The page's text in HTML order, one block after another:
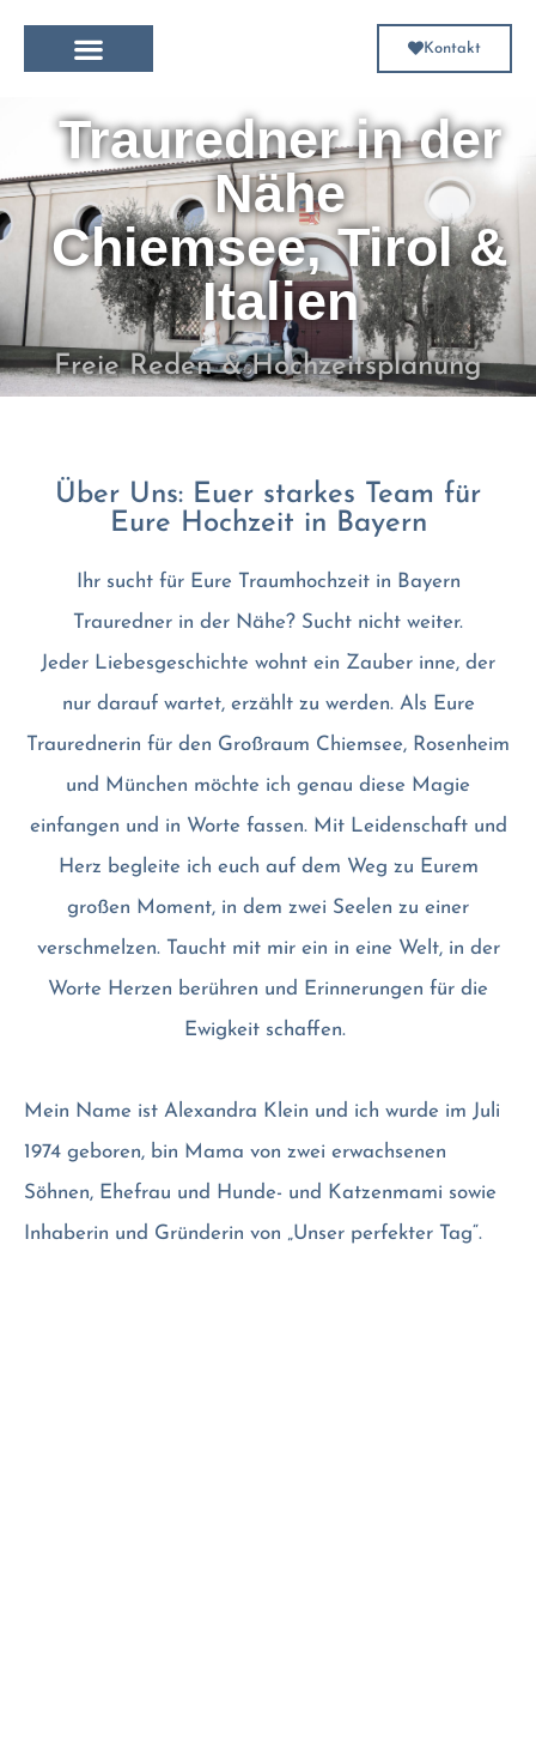
Kontakt
Trauredner in der
Nähe
Chiemsee, Tirol &
Italien
Freie Reden & Hochzeitsplanung
Über Uns: Euer starkes Team für
Eure Hochzeit in Bayern
Ihr sucht für Eure Traumhochzeit in Bayern
Trauredner in der Nähe? Sucht nicht weiter.
Jeder Liebesgeschichte wohnt ein Zauber inne, der
nur darauf wartet, erzählt zu werden. Als Eure
Traurednerin für den Großraum Chiemsee, Rosenheim
und München möchte ich genau diese Magie
einfangen und in Worte fassen. Mit Leidenschaft und
Herz begleite ich euch auf dem Weg zu Eurem
großen Moment, in dem zwei Seelen zu einer
verschmelzen. Taucht mit mir ein in eine Welt, in der
Worte Herzen berühren und Erinnerungen für die
Ewigkeit schaffen.
Mein Name ist Alexandra Klein und ich wurde im Juli
1974 geboren, bin Mama von zwei erwachsenen
Söhnen, Ehefrau und Hunde- und Katzenmami sowie
Inhaberin und Gründerin von „Unser perfekter Tag“.